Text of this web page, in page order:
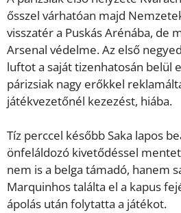
ősszel várhatóan majd
visszatér a Puskás Arénába, de
Arsenal védelme. Az első
luftot a saját tizenhatosán belül
párizsiak nagy erőkkel
játékvezetőnél kezezést, hiába.
Tíz perccel később Saka lapos
önfeláldozó kivetődéssel
nem is a belga támadó, hanem
Marquinhos találta el a kapus
ápolás után folytatta a játékot.